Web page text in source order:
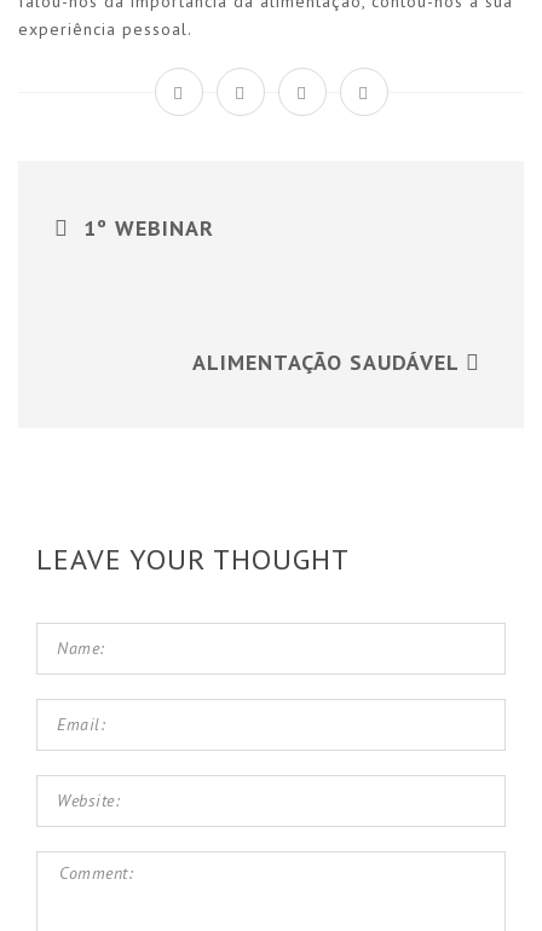
experiência pessoal.
1º WEBINAR
ALIMENTAÇÃO SAUDÁVEL
LEAVE YOUR THOUGHT